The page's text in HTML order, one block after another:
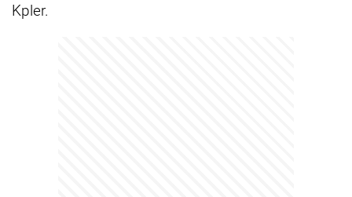
Kpler.